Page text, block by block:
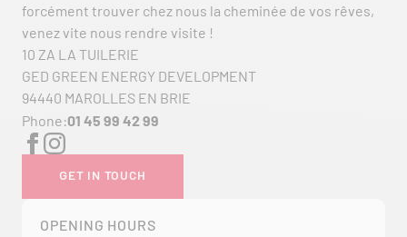
forcément trouver chez nous la cheminée de vos rêves,
venez vite nous rendre visite !
10 ZA LA TUILERIE
GED GREEN ENERGY DEVELOPMENT
94440 MAROLLES EN BRIE
Phone:01 45 99 42 99
GET IN TOUCH
OPENING HOURS